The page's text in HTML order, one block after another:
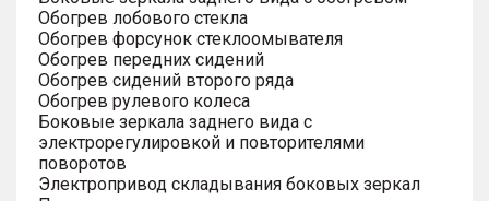
Обогрев лобового стекла
Обогрев форсунок стеклоомывателя
Обогрев передних сидений
Обогрев сидений второго ряда
Обогрев рулевого колеса
Боковые зеркала заднего вида с
электрорегулировкой и повторителями
поворотов
Электропривод складывания боковых зеркал